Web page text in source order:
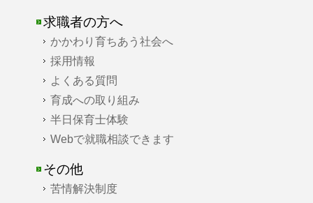
求職者の方へ
かかわり育ちあう社会へ
採用情報
よくある質問
育成への取り組み
半日保育士体験
Webで就職相談できます
その他
苦情解決制度